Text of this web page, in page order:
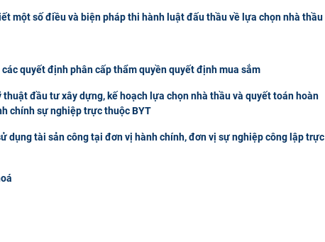
một số điều và biện pháp thi hành luật đấu thầu về lựa chọn nhà thầu
quyết định phân cấp thẩm quyền quyết định mua sắm
đầu tư xây dựng, kế hoạch lựa chọn nhà thầu và quyết toán hoàn
chính sự nghiệp trực thuộc BYT
dụng tài sản công tại đơn vị hành chính, đơn vị sự nghiệp công lập trực